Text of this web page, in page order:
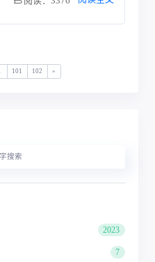
101 102 »
2023
7